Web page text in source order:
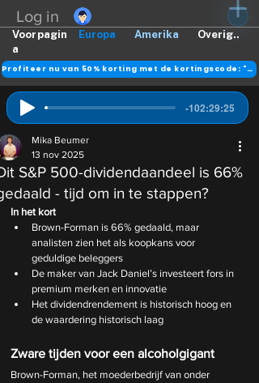
Log in
Europa Amerika Overig..
Voorpagin
a
Profiteer nu van 50% korting met de kortingscode: "DANK"
-102:29:25
S&P 500-dividendaandeel is 66%
- tijd om in te stappen?
Mika Beumer
13 nov 2025
In het kort
Brown-Forman is 66% gedaald, maar
analisten zien het als koopkans voor
geduldige beleggers
De maker van Jack Daniel’s investeert fors in
premium merken en innovatie
Het dividendrendement is historisch hoog en
de waardering historisch laag
Zware tijden voor een alcoholgigant
Brown-Forman, het moederbedrijf van onder